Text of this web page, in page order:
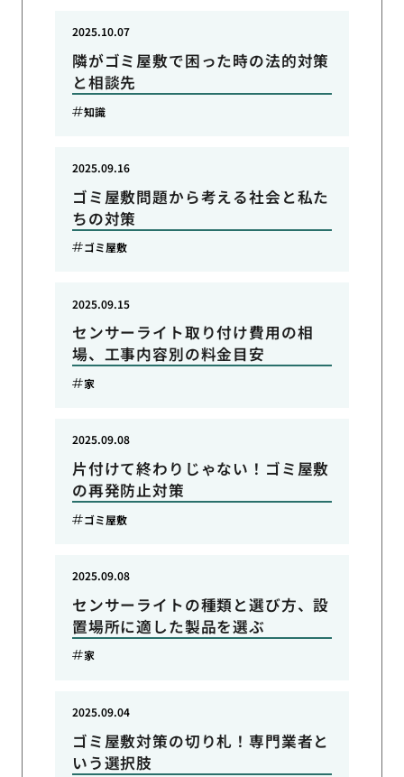
隣がゴミ屋敷で困った時の法的対策
と相談先
2025.10.07
知識
ゴミ屋敷問題から考える社会と私た
ちの対策
2025.09.16
ゴミ屋敷
センサーライト取り付け費用の相
場、工事内容別の料金目安
2025.09.15
家
片付けて終わりじゃない！ゴミ屋敷
の再発防止対策
2025.09.08
ゴミ屋敷
センサーライトの種類と選び方、設
置場所に適した製品を選ぶ
2025.09.08
家
ゴミ屋敷対策の切り札！専門業者と
いう選択肢
2025.09.04